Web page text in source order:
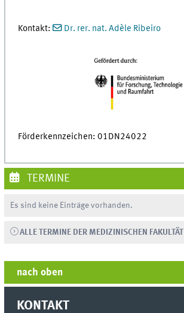
Kontakt: Dr. rer. nat. Adèle Ribeiro
Förderkennzeichen: 01DN24022
TERMINE
Es sind keine Einträge vorhanden.
ALLE TERMINE DER MEDIZINISCHEN FAKULTÄT
nach oben
KONTAKT